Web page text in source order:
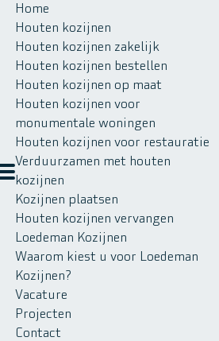
Home
Houten kozijnen
Houten kozijnen zakelijk
Houten kozijnen bestellen
Houten kozijnen op maat
Houten kozijnen voor
monumentale woningen
Houten kozijnen voor restauratie
Verduurzamen met houten
kozijnen
Kozijnen plaatsen
Houten kozijnen vervangen
Loedeman Kozijnen
Waarom kiest u voor Loedeman
Kozijnen?
Vacature
Projecten
Contact